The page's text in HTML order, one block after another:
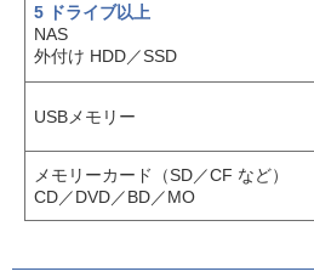
5 ドライブ以上
NAS
外付け HDD／SSD
USBメモリー
メモリーカード（SD／CF など）
CD／DVD／BD／MO